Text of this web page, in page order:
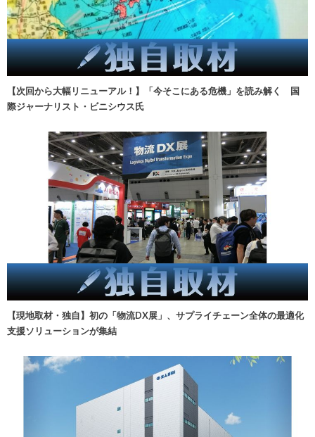
【次回から大幅リニューアル！】「今そこにある危機」を読み解く 国
際ジャーナリスト・ビニシウス氏
【現地取材・独自】初の「物流DX展」、サプライチェーン全体の最適化
支援ソリューションが集結